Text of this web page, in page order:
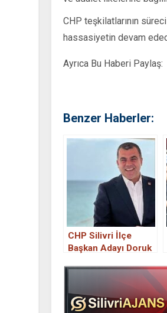
CHP teşkilatlarının
hassasiyetin devam
Ayrıca Bu Haberi Paylaş:
Benzer Haberler:
CHP Silivri İlçe
Başkan Adayı Doruk
Şölenine Davet